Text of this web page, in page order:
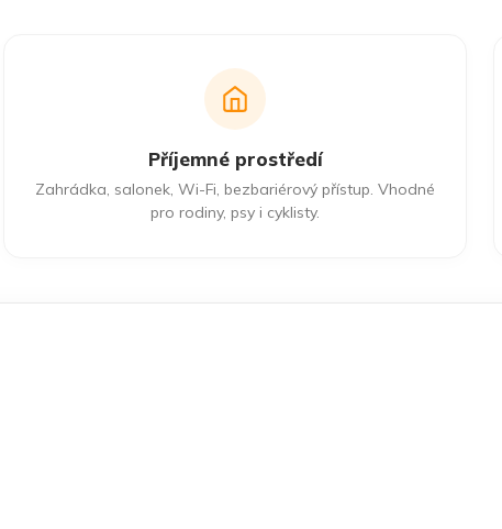
Příjemné prostředí
Zahrádka, salonek, Wi-Fi, bezbariérový přístup. Vhodné
pro rodiny, psy i cyklisty.